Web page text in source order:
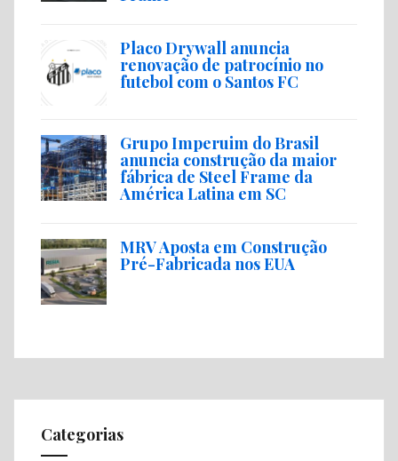
Placo Drywall anuncia
renovação de patrocínio no
futebol com o Santos FC
Grupo Imperuim do Brasil
anuncia construção da maior
fábrica de Steel Frame da
América Latina em SC
MRV Aposta em Construção
Pré-Fabricada nos EUA
Categorias